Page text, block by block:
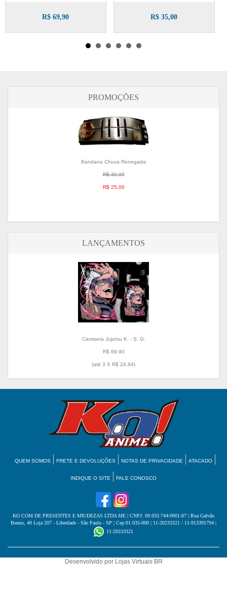
R$ 69,90 R$ 35,00
PROMOÇÕES
Bandana Chuva Renegada
R$ 30,00
R$ 25,00
LANÇAMENTOS
Camiseta Jujutsu K. - S. G.
R$ 69,90
(até 3 X R$ 24,94)
QUEM SOMOS FRETE E DEVOLUÇÕES NOTAS DE PRIVACIDADE ATACADO
INDIQUE O SITE FALE CONOSCO
KO COM DE PRESENTES E MIUDEZAS LTDA ME | CNPJ: 09.033.744/0001-87 | Rua Galvão
Bueno, 40 Loja 207 - Liberdade - São Paulo - SP | Cep:01.035-000 | 11-20233321 / 11-913391794 |
11-20233321
Desenvolvido por Lojas Virtuais BR